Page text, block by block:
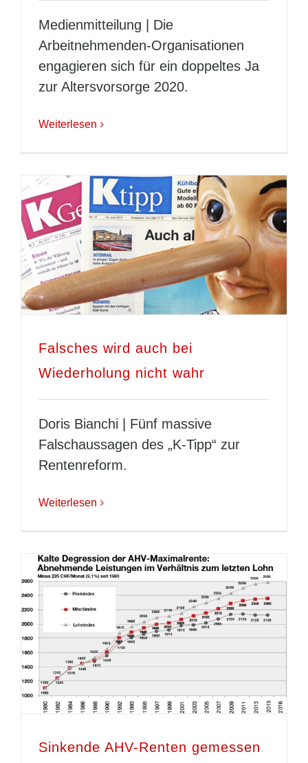
Medienmitteilung | Die
Arbeitnehmenden-Organisationen
engagieren sich für ein doppeltes Ja
zur Altersvorsorge 2020.
Weiterlesen
Falsches wird auch bei
Wiederholung nicht wahr
Doris Bianchi | Fünf massive
Falschaussagen des „K-Tipp“ zur
Rentenreform.
Weiterlesen
Sinkende AHV-Renten gemessen